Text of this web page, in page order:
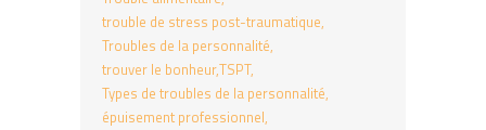
trouble de stress post-traumatique
Troubles de la personnalité
trouver le bonheurTSPT
Types de troubles de la personnalité
épuisement professionnel